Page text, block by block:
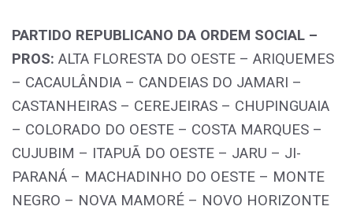
PARTIDO REPUBLICANO DA ORDEM SOCIAL –
PROS: ALTA FLORESTA DO OESTE – ARIQUEMES
– CACAULÂNDIA – CANDEIAS DO JAMARI –
CASTANHEIRAS – CEREJEIRAS – CHUPINGUAIA
– COLORADO DO OESTE – COSTA MARQUES –
CUJUBIM – ITAPUÃ DO OESTE – JARU – JI-
PARANÁ – MACHADINHO DO OESTE – MONTE
NEGRO – NOVA MAMORÉ – NOVO HORIZONTE